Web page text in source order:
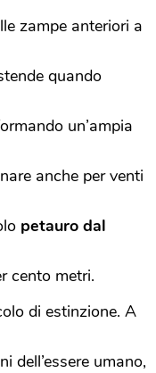
zampe anteriori a
quando
un’ampia
anche per venti
petauro dal
cento metri.
di estinzione. A
dell’essere umano,